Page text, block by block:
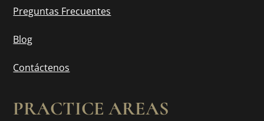
Preguntas Frecuentes
Blog
Contáctenos
PRACTICE AREAS